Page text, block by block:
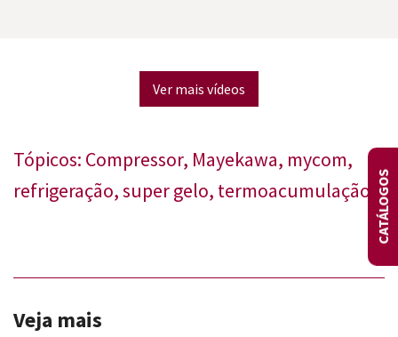
Ver mais vídeos
Tópicos: Compressor, Mayekawa, mycom,
refrigeração,super gelo, termoacumulação
Veja mais
CATÁLOGOS